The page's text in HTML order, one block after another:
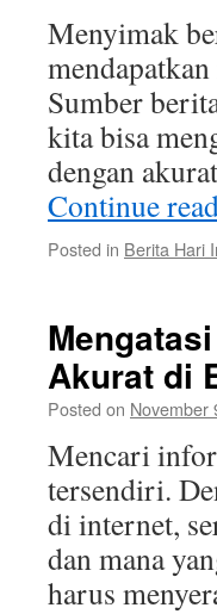
Menyimak
Sumber
kita bisa
dengan
Continue
Posted in Berita Hari
Akurat di
Posted on November
Mencari
tersendiri.
di internet,
dan mana
harus